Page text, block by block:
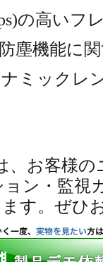
の高いフ
塵機能に
ミックレ
、お客様の
ン・監視
す。ぜひ